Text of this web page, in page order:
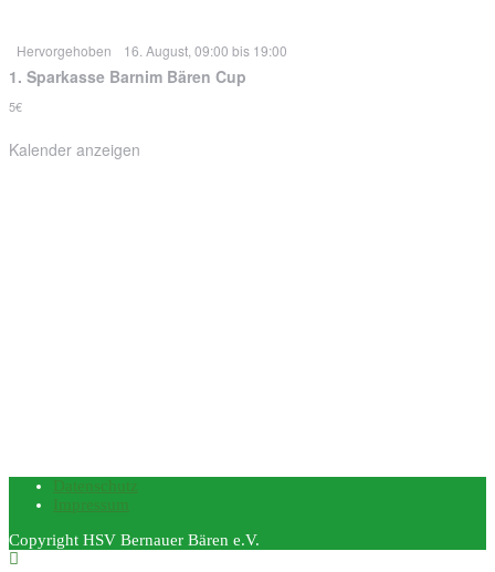
Hervorgehoben 16. August, 09:00 bis 19:00
1. Sparkasse Barnim Bären Cup
5€
Kalender anzeigen
Datenschutz
Copyright HSV Bernauer Bären e.V.